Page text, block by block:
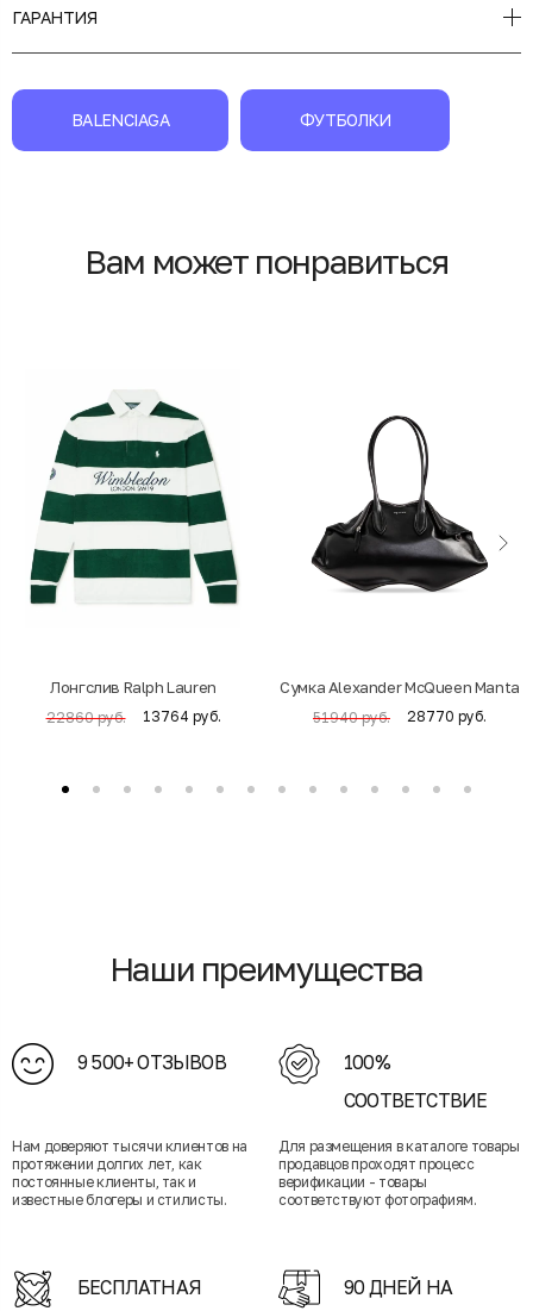
ГАРАНТИЯ
BALENCIAGA ФУТБОЛКИ
Вам может понравиться
Лонгслив Ralph Lauren
22860 руб. 13764 руб.
Cумка Alexander McQueen Manta
51940 руб. 28770 руб.
Наши преимущества
9 500+ ОТЗЫВОВ
Нам доверяют тысячи клиентов на
протяжении долгих лет, как
постоянные клиенты, так и
известные блогеры и стилисты.
100%
СООТВЕТСТВИЕ
Для размещения в каталоге товары
продавцов проходят процесс
верификации - товары
соответствуют фотографиям.
БЕСПЛАТНАЯ 90 ДНЕЙ НА